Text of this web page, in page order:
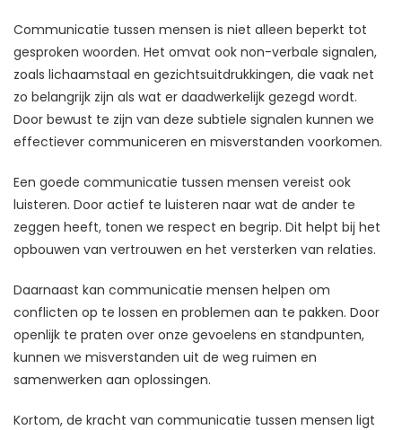
Communicatie tussen mensen is niet alleen beperkt tot
gesproken woorden. Het omvat ook non-verbale signalen,
zoals lichaamstaal en gezichtsuitdrukkingen, die vaak net
zo belangrijk zijn als wat er daadwerkelijk gezegd wordt.
Door bewust te zijn van deze subtiele signalen kunnen we
effectiever communiceren en misverstanden voorkomen.
Een goede communicatie tussen mensen vereist ook
luisteren. Door actief te luisteren naar wat de ander te
zeggen heeft, tonen we respect en begrip. Dit helpt bij het
opbouwen van vertrouwen en het versterken van relaties.
Daarnaast kan communicatie mensen helpen om
conflicten op te lossen en problemen aan te pakken. Door
openlijk te praten over onze gevoelens en standpunten,
kunnen we misverstanden uit de weg ruimen en
samenwerken aan oplossingen.
Kortom, de kracht van communicatie tussen mensen ligt